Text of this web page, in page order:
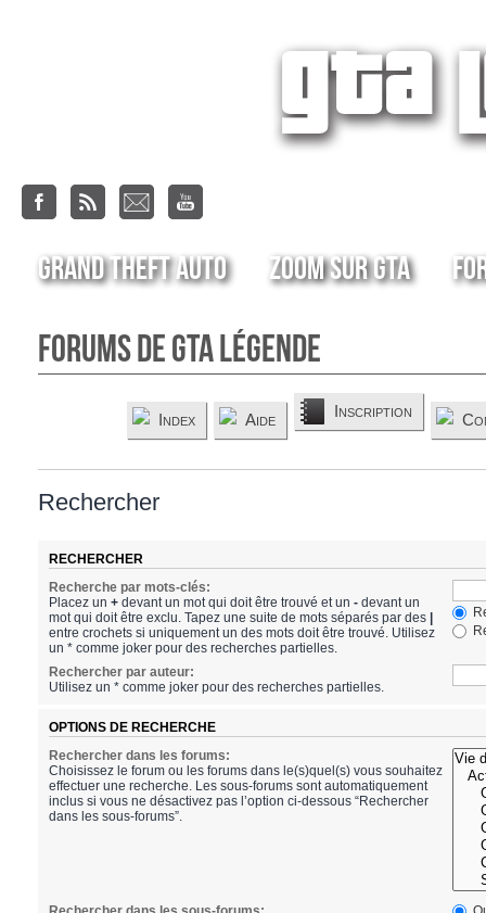
Grand Theft Auto Zoom sur GTA
Forums de GTA Légende
Index Aide Inscription
Rechercher
RECHERCHER
Recherche par mots-clés:
Placez un +devant un mot qui doit être trouvé et un -devant un
mot qui doit être exclu. Tapez une suite de mots séparés par des
entre crochets si uniquement un des mots doit être trouvé. Utilisez
un * comme joker pour des recherches partielles.
Rechercher par auteur:
Utilisez un * comme joker pour des recherches partielles.
OPTIONS DE RECHERCHE
Rechercher dans les forums:
Choisissez le forum ou les forums dans le(s)quel(s) vous souhaitez
effectuer une recherche. Les sous-forums sont automatiquement
inclus si vous ne désactivez pas l’option ci-dessous “Rechercher
dans les sous-forums”.